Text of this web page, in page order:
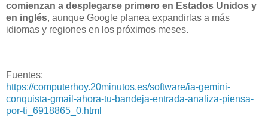
comienzan a desplegarse primero en Estados Unidos y
en inglés, aunque Google planea expandirlas a más
idiomas y regiones en los próximos meses.
Fuentes:
https://computerhoy.20minutos.es/software/ia-gemini-
conquista-gmail-ahora-tu-bandeja-entrada-analiza-piensa-
por-ti_6918865_0.html